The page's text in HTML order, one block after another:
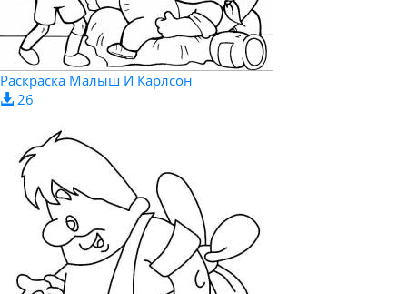
Раскраска Малыш И Карлсон
26